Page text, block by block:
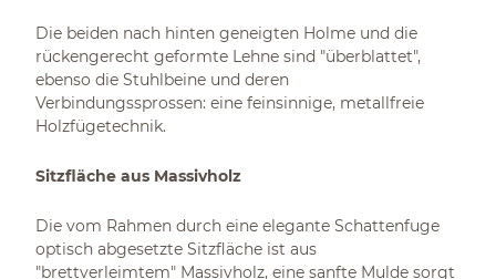
Die beiden nach hinten geneigten Holme und die
rückengerecht geformte Lehne sind "überblattet",
ebenso die Stuhlbeine und deren
Verbindungssprossen: eine feinsinnige, metallfreie
Holzfügetechnik.
Sitzfläche aus Massivholz
Die vom Rahmen durch eine elegante Schattenfuge
optisch abgesetzte Sitzfläche ist aus
"brettverleimtem" Massivholz, eine sanfte Mulde sorgt